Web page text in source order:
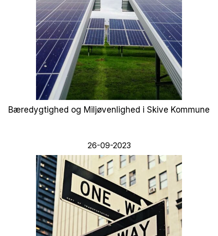
Bæredygtighed og Miljøvenlighed i Skive Kommune
26-09-2023